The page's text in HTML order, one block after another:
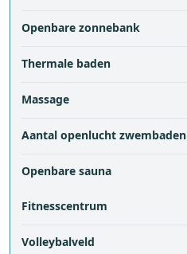
Openbare zonnebank
Thermale baden
Massage
Aantal openlucht zwembaden
Openbare sauna
Fitnesscentrum
Volleybalveld